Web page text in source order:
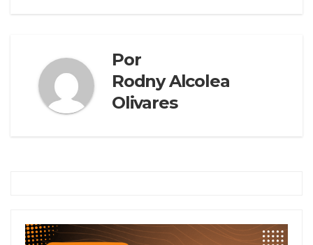
Por
Rodny Alcolea
Olivares